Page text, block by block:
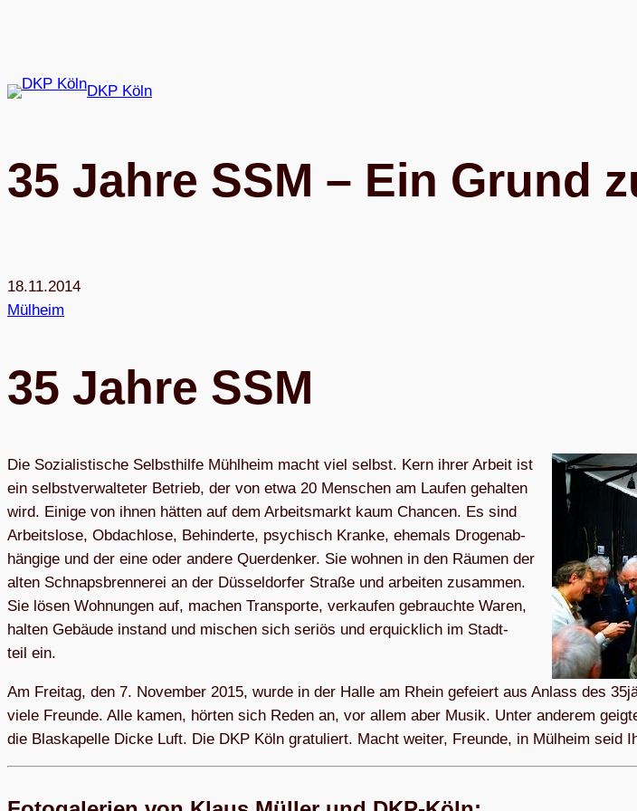
DKP Köln
35 Jahre SSM – Ein Grund
18.11.2014
Mülheim
35 Jahre SSM
Die Sozia­lis­ti­sche Selbst­hilfe Mühl­heim macht viel selbst. Kern ihrer Arbeit ist
ein selbst­ver­wal­te­ter Betrieb, der von etwa 20 Men­schen am Lau­fen gehal­ten
wird. Einige von ihnen hät­ten auf dem Arbeits­markt kaum Chan­cen. Es sind
Arbeits­lose, Obdach­lose, Behin­derte, psy­chisch Kranke, ehe­mals Dro­gen­ab­
hän­gige und der eine oder andere Quer­den­ker. Sie woh­nen in den Räu­men der
alten Schnaps­bren­ne­rei an der Düs­sel­dor­fer Straße und arbei­ten zusam­men.
Sie lösen Woh­nun­gen auf, machen Trans­porte, ver­kau­fen gebrauchte Waren,
hal­ten Gebäude instand und mischen sich seriös und erquick­lich im Stadt­
teil ein.
Am Frei­tag, den 7. Novem­ber 2015, wurde in der Halle am Rhein gefei­ert aus Anlass des
viele Freunde. Alle kamen, hör­ten sich Reden an, vor allem aber Musik. Unter ande­rem
die Blas­ka­pelle Dicke Luft. Die DKP Köln gra­tu­liert. Macht wei­ter, Freunde, in Mül­heim seid